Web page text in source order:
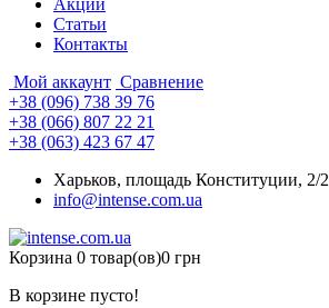
Aкции
Статьи
Контакты
Мой аккаунт Сравнение
+38 (096) 738 39 76
+38 (066) 807 22 21
+38 (063) 423 67 47
Харьков, площадь Конституции, 2/2
info@intense.com.ua
Корзина 0 товар(ов)0 грн
В корзине пусто!